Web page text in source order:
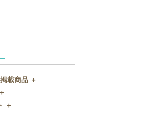
載商品 ＋
掲載商品
チギフト
＋